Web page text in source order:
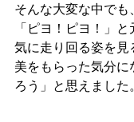
そんな大変な中でも
「ピヨ！ピヨ！」
気に走り回る姿を見
美をもらった気分
ろう」と思えました